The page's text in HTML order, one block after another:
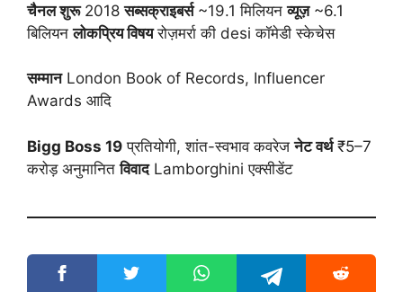
चैनल शुरू2018सब्सक्राइबर्स~19.1 मिलियनव्यूज़~6.1
बिलियनलोकप्रिय विषयरोज़मर्रा की desi कॉमेडी स्केचेस
सम्मानLondon Book of Records, Influencer
Awards आदि
Bigg Boss 19 प्रतियोगी, शांत-स्वभाव कवरेजनेट वर्थ₹5–7
करोड़ अनुमानितविवादLamborghini एक्सीडेंट